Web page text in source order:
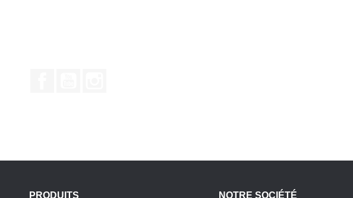
PRODUITS NOTRE SOCIÉTÉ